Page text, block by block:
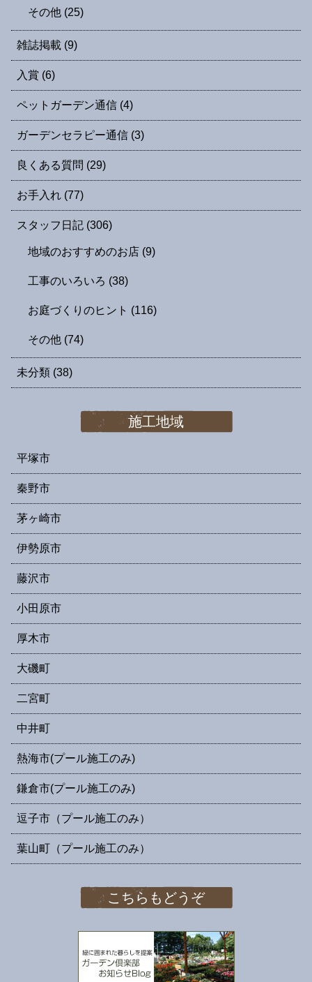
その他 (25)
雑誌掲載 (9)
入賞 (6)
ペットガーデン通信 (4)
ガーデンセラピー通信 (3)
良くある質問 (29)
お手入れ (77)
スタッフ日記 (306)
地域のおすすめのお店 (9)
工事のいろいろ (38)
お庭づくりのヒント (116)
その他 (74)
未分類 (38)
施工地域
平塚市
秦野市
茅ヶ崎市
伊勢原市
藤沢市
小田原市
厚木市
大磯町
二宮町
中井町
熱海市(プール施工のみ)
鎌倉市(プール施工のみ)
逗子市（プール施工のみ）
葉山町（プール施工のみ）
こちらもどうぞ